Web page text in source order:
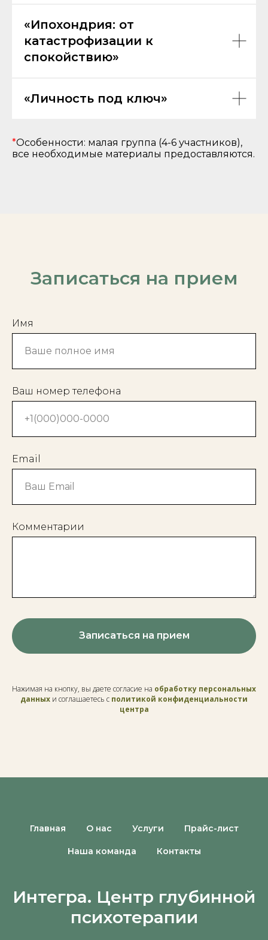
«Ипохондрия: от
катастрофизации к
спокойствию»
«Личность под ключ»
*Особенности: малая группа (4-6 участников),
все необходимые материалы предоставляются.
Записаться на прием
Имя
Ваш номер телефона
Email
Комментарии
Записаться на прием
Нажимая на кнопку, вы даете согласие на обработку персональных
данных и соглашаетесь с политикой конфиденциальности
центра
Главная О нас Услуги Прайс-лист
Наша команда Контакты
Интегра. Центр глубинной
психотерапии